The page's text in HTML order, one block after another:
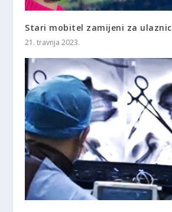
Stari mobitel zamijeni za
21. travnja 2023.